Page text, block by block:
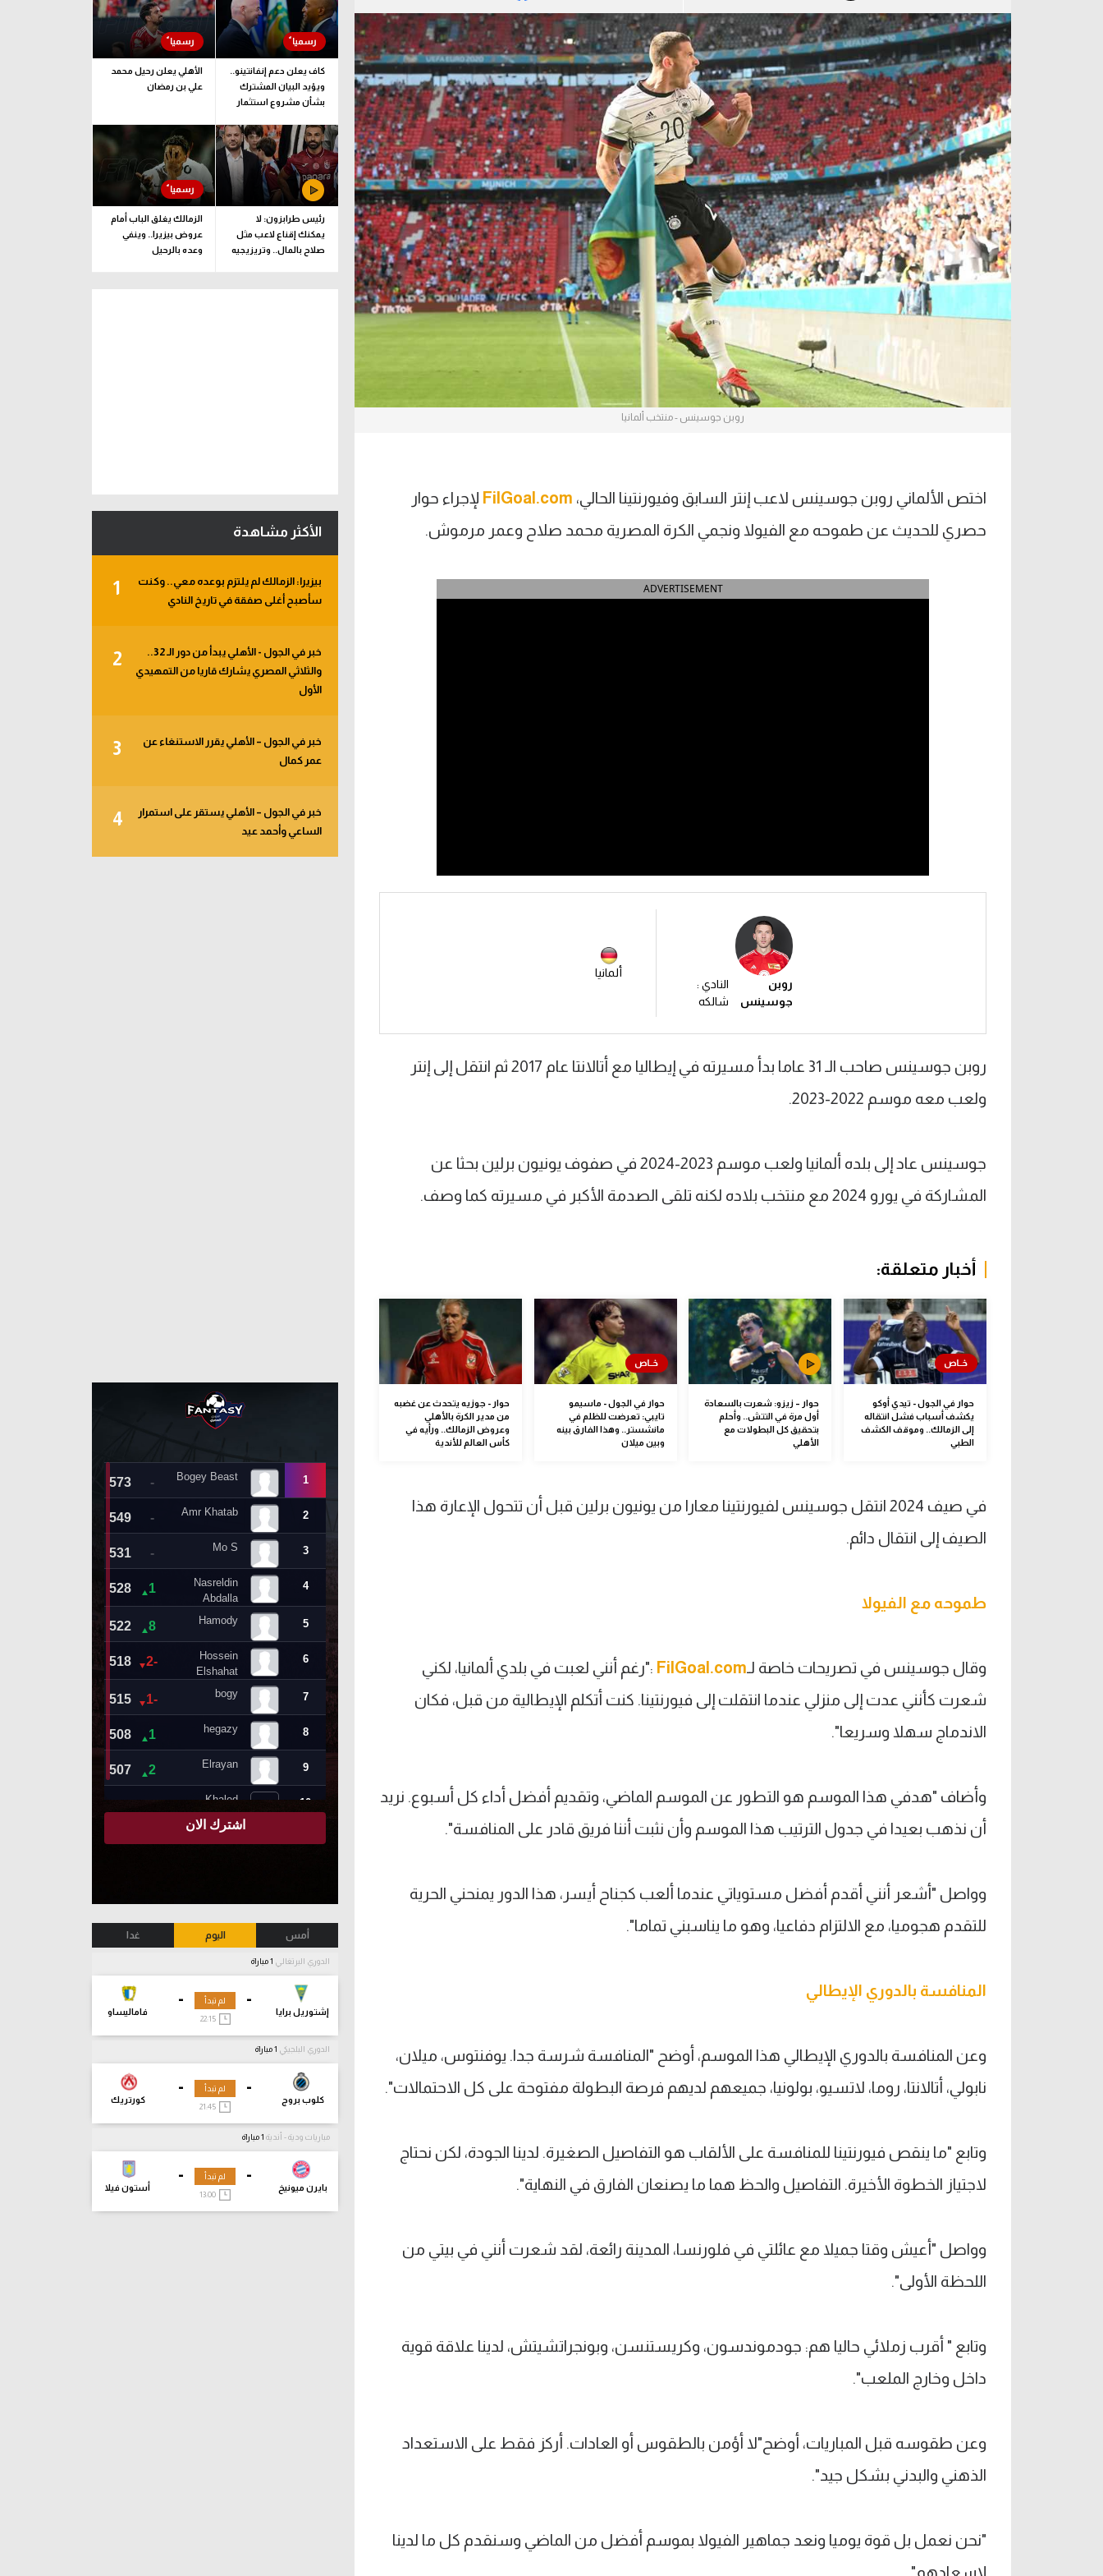
آراء حرة
ركن الألعاب
الدوري السعودي للمحترفين
دوري أبطال أوروبا
دوري أبطال إفريقيا
كل البطولات
دوري أبطال أوروبا
القسم الثاني
رياضات أخرى
آسيا
أمريكا
ركن الألعاب
روبن جوسينس - منتخب ألمانيا
اختص الألماني روبن جوسينس لاعب إنتر السابق وفيورنتينا الحالي، FilGoal.com لإجراء حوار
حصري للحديث عن طموحه مع الفيولا ونجمي الكرة المصرية محمد صلاح وعمر مرموش.
ADVERTISEMENT
روبن
جوسينس
النادي :
شالكه
ألمانيا
روبن جوسينس صاحب الـ 31 عاما بدأ مسيرته في إيطاليا مع أتالانتا عام 2017 ثم انتقل إلى إنتر
ولعب معه موسم 2022-2023.
جوسينس عاد إلى بلده ألمانيا ولعب موسم 2023-2024 في صفوف يونيون برلين بحثا عن
المشاركة في يورو 2024 مع منتخب بلاده لكنه تلقى الصدمة الأكبر في مسيرته كما وصف.
أخبار متعلقة:
حوار في الجول - تيدي أوكو
يكشف أسباب فشل انتقاله
إلى الزمالك.. وموقف الكشف
الطبي
حوار – زيزو: شعرت بالسعادة
أول مرة في التتش.. وأحلم
بتحقيق كل البطولات مع
الأهلي
حوار في الجول - ماسيمو
تايبي: تعرضت للظلم في
مانشستر.. وهذا الفارق بينه
وبين ميلان
حوار - جوزيه يتحدث عن غضبه
من مدير الكرة بالأهلي
وعروض الزمالك.. ورأيه في
كأس العالم للأندية
في صيف 2024 انتقل جوسينس لفيورنتينا معارا من يونيون برلين قبل أن تتحول الإعارة هذا
الصيف إلى انتقال دائم.
طموحه مع الفيولا
وقال جوسينس في تصريحات خاصة لـFilGoal.com :"رغم أنني لعبت في بلدي ألمانيا، لكني
شعرت كأنني عدت إلى منزلي عندما انتقلت إلى فيورنتينا. كنت أتكلم الإيطالية من قبل، فكان
الاندماج سهلا وسريعا".
وأضاف "هدفي هذا الموسم هو التطور عن الموسم الماضي، وتقديم أفضل أداء كل أسبوع. نريد
أن نذهب بعيدا في جدول الترتيب هذا الموسم وأن نثبت أننا فريق قادر على المنافسة".
وواصل "أشعر أنني أقدم أفضل مستوياتي عندما ألعب كجناح أيسر، هذا الدور يمنحني الحرية
للتقدم هجوميا، مع الالتزام دفاعيا، وهو ما يناسبني تماما".
المنافسة بالدوري الإيطالي
وعن المنافسة بالدوري الإيطالي هذا الموسم، أوضح "المنافسة شرسة جدا. يوفنتوس، ميلان،
نابولي، أتالانتا، روما، لاتسيو، بولونيا، جميعهم لديهم فرصة البطولة مفتوحة على كل الاحتمالات".
وتابع "ما ينقص فيورنتينا للمنافسة على الألقاب هو التفاصيل الصغيرة. لدينا الجودة، لكن نحتاج
لاجتياز الخطوة الأخيرة. التفاصيل والحظ هما ما يصنعان الفارق في النهاية".
وواصل "أعيش وقتا جميلا مع عائلتي في فلورنسا، المدينة رائعة، لقد شعرت أنني في بيتي من
اللحظة الأولى".
وتابع " أقرب زملائي حاليا هم: جودموندسون، وكريستنسن، وبونجراتشيتش، لدينا علاقة قوية
داخل وخارج الملعب".
وعن طقوسه قبل المباريات، أوضح"لا أؤمن بالطقوس أو العادات. أركز فقط على الاستعداد
الذهني والبدني بشكل جيد".
"نحن نعمل بل قوة يوميا ونعد جماهير الفيولا بموسم أفضل من الماضي وسنقدم كل ما لدينا
لإسعادهم".
كاف يعلن دعم إنفانتينو..
ويؤيد البيان المشترك
بشأن مشروع استثمار
الأهلي يعلن رحيل محمد
علي بن رمضان
رئيس طرابزون: لا
يمكنك إقناع لاعب مثل
صلاح بالمال.. وتريزيجيه
الزمالك يغلق الباب أمام
عروض بيزيرا.. وينفي
وعده بالرحيل
الأكثر مشاهدة
1
بيزيرا: الزمالك لم يلتزم بوعده معي.. وكنت
سأصبح أغلى صفقة في تاريخ النادي
2
خبر في الجول - الأهلي يبدأ من دور الـ 32..
والثلاثي المصري يشارك قاريا من التمهيدي
الأول
3
خبر في الجول – الأهلي يقرر الاستنغاء عن
عمر كمال
4
خبر في الجول – الأهلي يستقر على استمرار
الساعي وأحمد عيد
أمس اليوم غدا
الدوري البرتغالي
-
إشتوريل برايا
-
فاماليساو
لم تبدأ
22:15
الدوري البلجيكي
-
كلوب بروج
-
كورتريك
لم تبدأ
مباريات ودية - أندية
-
بايرن ميونيخ
-
أستون فيلا
لم تبدأ